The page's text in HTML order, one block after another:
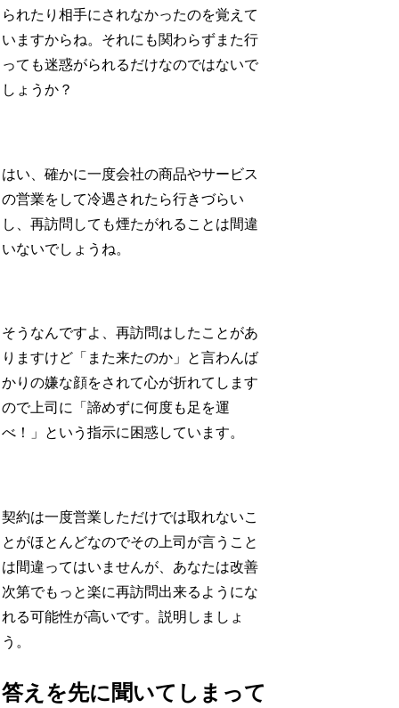
られたり相手にされなかったのを覚えて
いますからね。それにも関わらずまた行
っても迷惑がられるだけなのではないで
しょうか？
はい、確かに一度会社の商品やサービス
の営業をして冷遇されたら行きづらい
し、再訪問しても煙たがれることは間違
いないでしょうね。
そうなんですよ、再訪問はしたことがあ
りますけど「また来たのか」と言わんば
かりの嫌な顔をされて心が折れてします
ので上司に「諦めずに何度も足を運
べ！」という指示に困惑しています。
契約は一度営業しただけでは取れないこ
とがほとんどなのでその上司が言うこと
は間違ってはいませんが、あなたは改善
次第でもっと楽に再訪問出来るようにな
れる可能性が高いです。説明しましょ
う。
答えを先に聞いてしまって